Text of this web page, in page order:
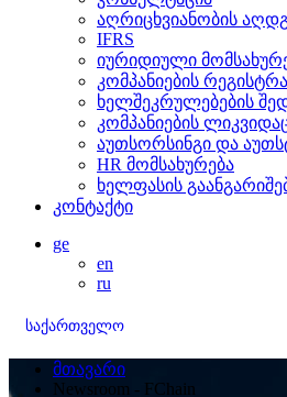
აღრიცხვიანობის
IFRS
იურიდიული
კომპანიების
ხელშეკრულებების
კომპანიების
აუთსორსინგი და
HR მომსახურება
ხელფასის
კონტაქტი
ge
en
ru
საქართველო
მთავარი
Newsroom - FChain